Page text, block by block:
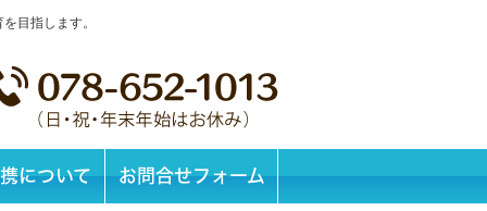
目指します。
について お問合せフォーム